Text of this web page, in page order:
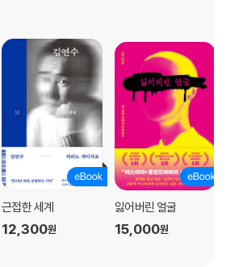
리즈를 비롯
근접한 세계
12,300원
잃어버린 얼굴
15,000원